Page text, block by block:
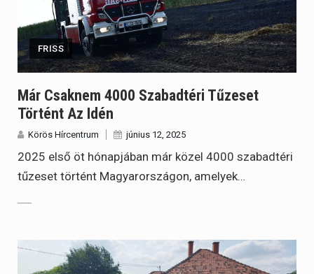
FRISS
Már Csaknem 4000 Szabadtéri Tűzeset
Történt Az Idén
Körös Hírcentrum június 12, 2025
2025 első öt hónapjában már közel 4000 szabadtéri
tűzeset történt Magyarországon, amelyek…